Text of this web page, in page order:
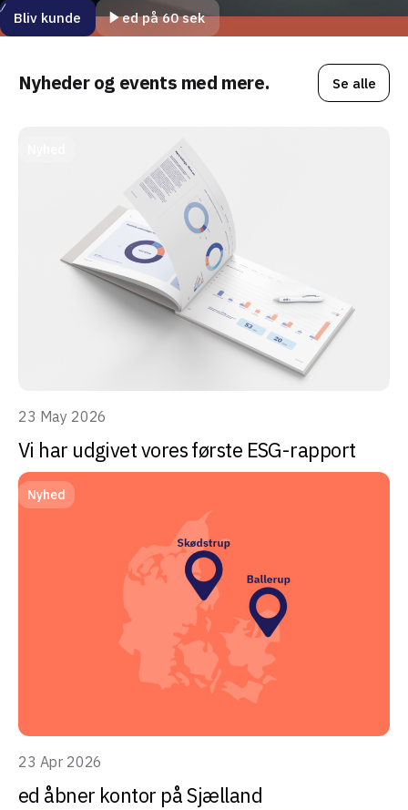
Bliv kunde ed på 60 sek
Nyheder og events med mere. Se alle
23 May 2026
Vi har udgivet vores første ESG-rapport
Nyhed
23 Apr 2026
ed åbner kontor på Sjælland